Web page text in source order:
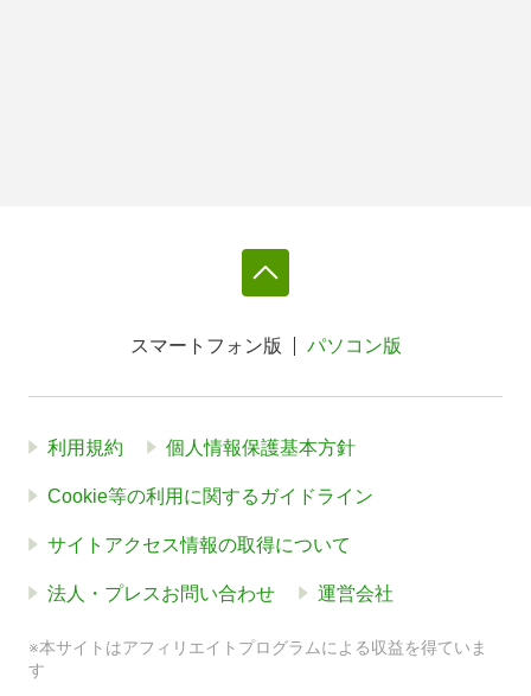
スマートフォン版 パソコン版
利用規約 個人情報保護基本方針
Cookie等の利用に関するガイドライン
サイトアクセス情報の取得について
法人・プレスお問い合わせ 運営会社
※本サイトはアフィリエイトプログラムによる収益を得ていま
す